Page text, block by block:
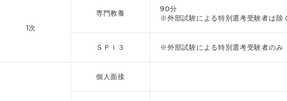
1次
専門教養
90分
※外部試験による特別選考受験者は除
ＳＰＩ３ ※外部試験による特別選考受験者のみ
個人面接